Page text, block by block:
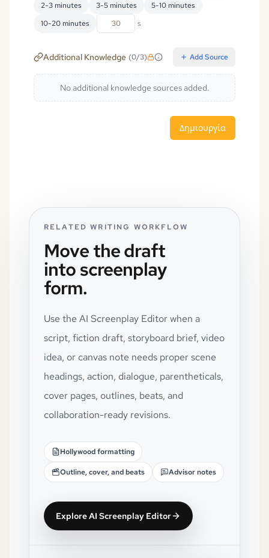
2-3 minutes
3-5 minutes
5-10 minutes
10-20 minutes
s
Additional Knowledge (0/3) Add Source
No additional knowledge sources added.
Δημιουργία
RELATED WRITING WORKFLOW
Move the draft
into screenplay
form.
Use the AI Screenplay Editor when a
script, fiction draft, storyboard brief, video
idea, or canvas note needs proper scene
headings, action, dialogue, parentheticals,
cover pages, outlines, beats, and
collaboration-ready revisions.
Hollywood formatting
Outline, cover, and beats Advisor notes
Explore AI Screenplay Editor